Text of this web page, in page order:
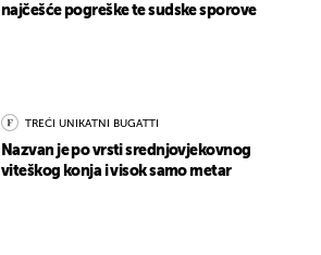
najčešće pogreške te sudske sporove
TREĆI UNIKATNI BUGATTI
Nazvan je po vrsti srednjovjekovnog
viteškog konja i visok samo metar